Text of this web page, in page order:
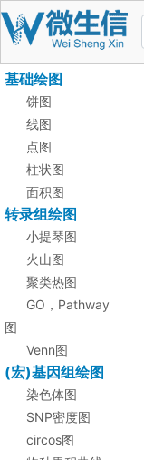
基础绘图
饼图
线图
点图
柱状图
面积图
转录组绘图
小提琴图
火山图
聚类热图
GO，Pathway
图
Venn图
(宏)基因组绘图
染色体图
SNP密度图
circos图